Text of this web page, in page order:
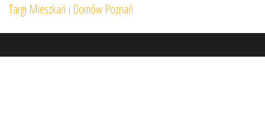
Targi Mieszkań i Domów Poznań